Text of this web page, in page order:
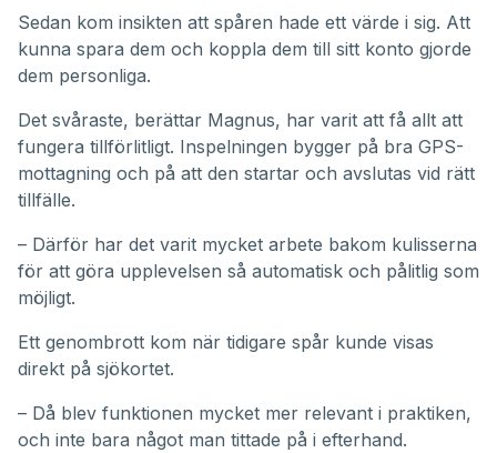
Sedan kom insikten att spåren hade ett värde i sig. Att
kunna spara dem och koppla dem till sitt konto gjorde
dem personliga.
Det svåraste, berättar Magnus, har varit att få allt att
fungera tillförlitligt. Inspelningen bygger på bra GPS-
mottagning och på att den startar och avslutas vid rätt
tillfälle.
– Därför har det varit mycket arbete bakom kulisserna
för att göra upplevelsen så automatisk och pålitlig som
möjligt.
Ett genombrott kom när tidigare spår kunde visas
direkt på sjökortet.
– Då blev funktionen mycket mer relevant i praktiken,
och inte bara något man tittade på i efterhand.